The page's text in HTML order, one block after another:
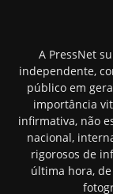
A PressNet
independente,
público em
importância
infirmativa, não
nacional,
rigorosos de
última hora,